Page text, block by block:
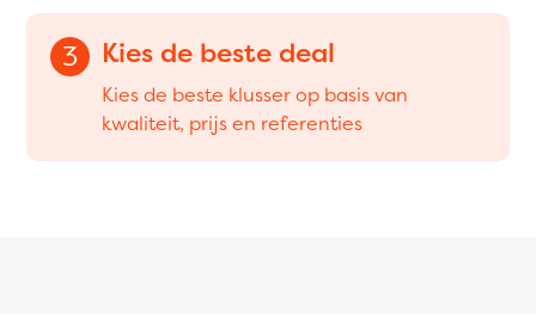
3 Kies de beste deal
Kies de beste klusser op basis van
kwaliteit, prijs en referenties